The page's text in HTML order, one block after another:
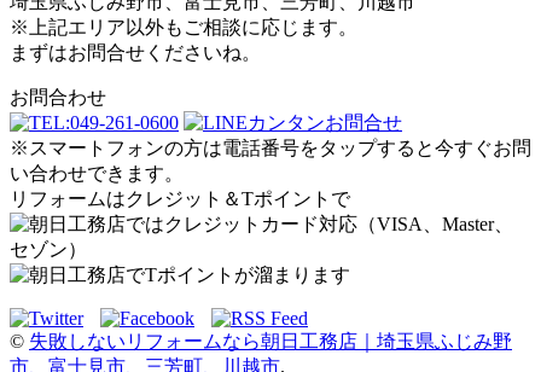
※上記エリア以外もご相談に応じます。
まずはお問合せくださいね。
お問合わせ
※スマートフォンの方は電話番号をタップすると今すぐお問
い合わせできます。
リフォームはクレジット＆Tポイントで
© 失敗しないリフォームなら朝日工務店｜埼玉県ふじみ野
市、富士見市、三芳町、川越市.